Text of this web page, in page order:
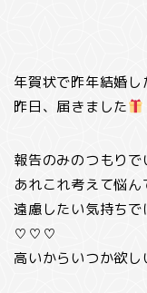
年賀状で昨年結婚
昨日、届きました
報告のみのつもり
あれこれ考えて悩
遠慮したい気持ち
♡♡♡
高いからいつか欲し